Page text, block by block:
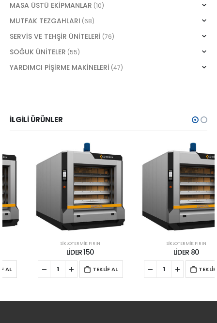
MASA ÜSTÜ EKİPMANLAR (10)
MUTFAK TEZGAHLARI (68)
SERVİS VE TEHŞİR ÜNİTELERİ (76)
SOĞUK ÜNİTELER (55)
YARDIMCI PİŞİRME MAKİNELERİ (47)
İLGILI ÜRÜNLER
SİKLOTERMİK FIRIN
LİDER 150
TEKLİF AL
SİKLOTERMİK FIRIN
LİDER 80
TEKLİF AL